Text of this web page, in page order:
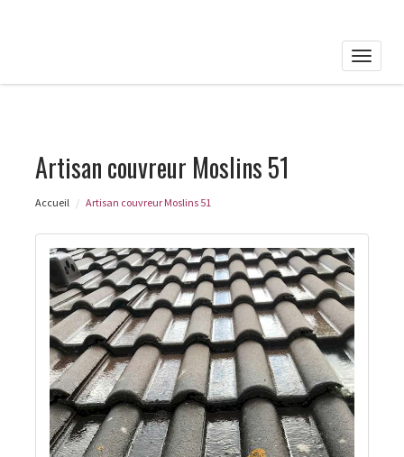
Toggle
Artisan couvreur Moslins 51
Accueil Artisan couvreur Moslins 51